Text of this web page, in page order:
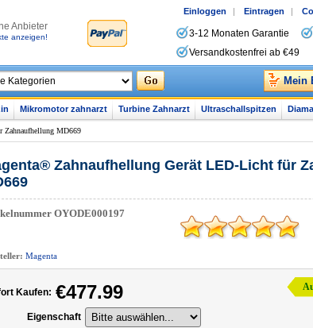
Anbieter
anzeigen!
Einloggen | Eintragen |
3-12 Monaten Garantie
Versandkostenfrei ab €49
Mein
Mikromotor zahnarzt Turbine Zahnarzt Ultraschallspitzen
Zahnaufhellung MD669
Zahnaufhellung Gerät LED-Licht für
OYODE000197
Magenta
Kaufen: €477.99
Eigenschaft